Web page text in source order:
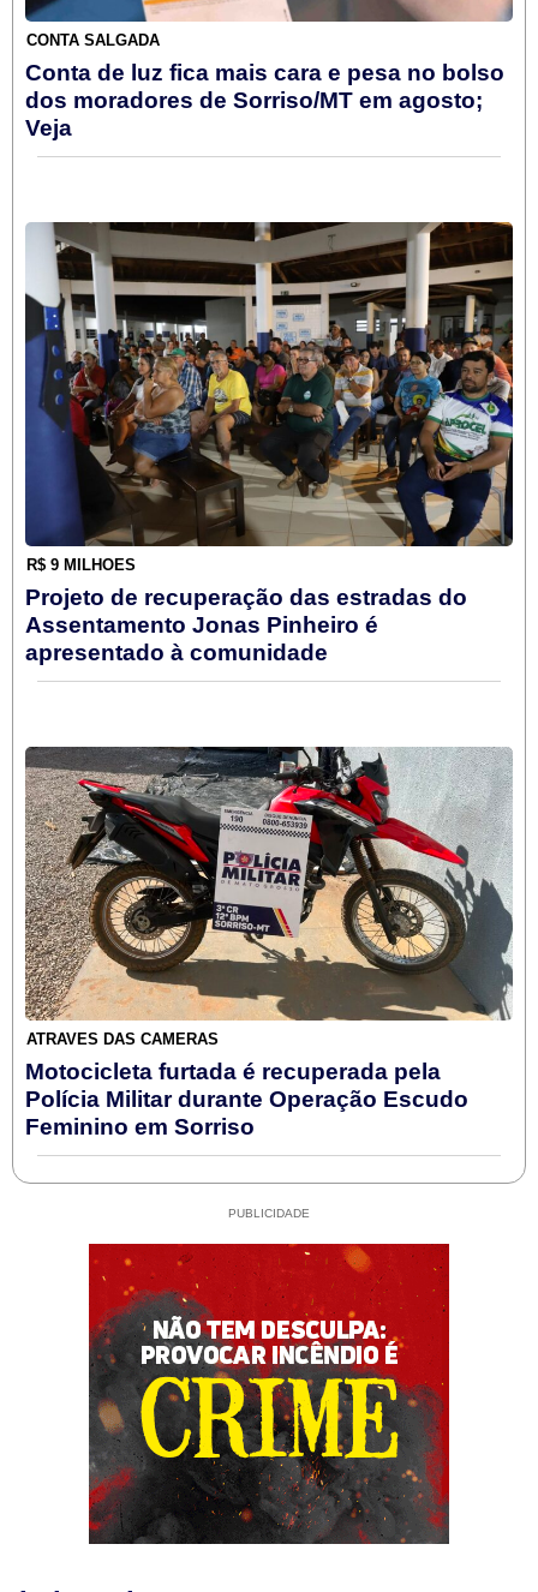
CONTA SALGADA
Conta de luz fica mais cara e pesa no bolso
dos moradores de Sorriso/MT em agosto;
Veja
R$ 9 MILHÕES
Projeto de recuperação das estradas do
Assentamento Jonas Pinheiro é
apresentado à comunidade
ATRAVÉS DAS CÂMERAS
Motocicleta furtada é recuperada pela
Polícia Militar durante Operação Escudo
Feminino em Sorriso
PUBLICIDADE